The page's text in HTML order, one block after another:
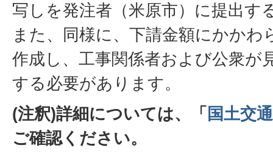
写しを発注者（米原市）に提出す
また、同様に、下請金額にかかわ
作成し、工事関係者および公衆が
する必要があります。
(注釈)詳細については、「 国土交
ご確認ください。